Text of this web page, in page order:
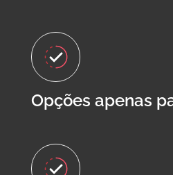
Opções apenas